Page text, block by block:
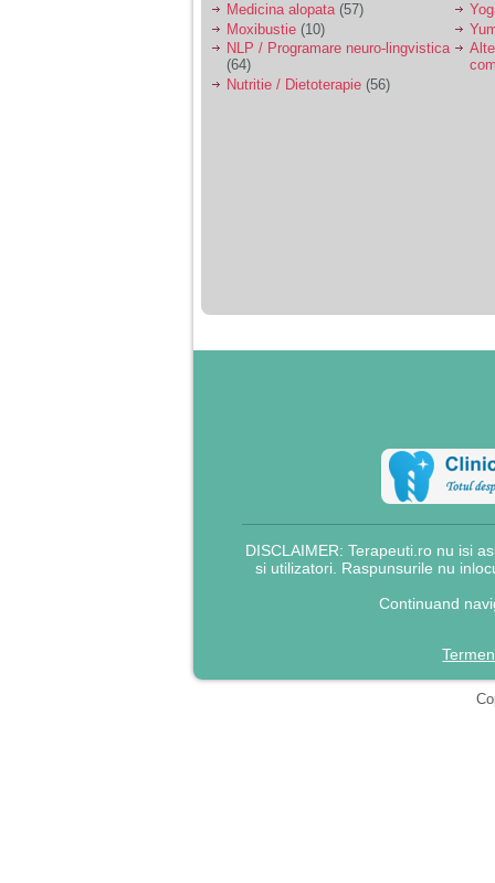
Medicina alopata(57)
Moxibustie (10)
NLP / Programare neuro-lingvistica
(64)
Nutritie / Dietoterapie (56)
DISCLAIMER: Terapeuti.ro nu isi
si utilizatori. Raspunsurile nu
Continuand